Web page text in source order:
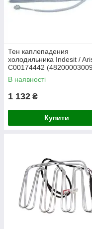
Тен каплепадения
холодильника Indesit /
C00174442
В наявності
1 132 ₴
Купити